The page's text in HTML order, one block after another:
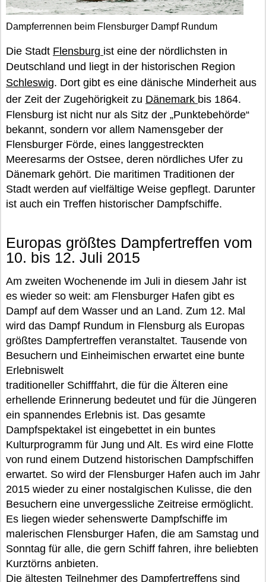
Dampferrennen beim Flensburger Dampf Rundum
Die Stadt Flensburg ist eine der nördlichsten in
Deutschland und liegt in der historischen Region
Schleswig. Dort gibt es eine dänische Minderheit aus
der Zeit der Zugehörigkeit zu Dänemark bis 1864.
Flensburg ist nicht nur als Sitz der „Punktebehörde“
bekannt, sondern vor allem Namensgeber der
Flensburger Förde, eines langgestreckten
Meeresarms der Ostsee, deren nördliches Ufer zu
Dänemark gehört. Die maritimen Traditionen der
Stadt werden auf vielfältige Weise gepflegt. Darunter
ist auch ein Treffen historischer Dampfschiffe.
Europas größtes Dampfertreffen vom
10. bis 12. Juli 2015
Am zweiten Wochenende im Juli in diesem Jahr ist
es wieder so weit: am Flensburger Hafen gibt es
Dampf auf dem Wasser und an Land. Zum 12. Mal
wird das Dampf Rundum in Flensburg als Europas
größtes Dampfertreffen veranstaltet. Tausende von
Besuchern und Einheimischen erwartet eine bunte
Erlebniswelt
traditioneller Schifffahrt, die für die Älteren eine
erhellende Erinnerung bedeutet und für die Jüngeren
ein spannendes Erlebnis ist. Das gesamte
Dampfspektakel ist eingebettet in ein buntes
Kulturprogramm für Jung und Alt. Es wird eine Flotte
von rund einem Dutzend historischen Dampfschiffen
erwartet. So wird der Flensburger Hafen auch im Jahr
2015 wieder zu einer nostalgischen Kulisse, die den
Besuchern eine unvergessliche Zeitreise ermöglicht.
Es liegen wieder sehenswerte Dampfschiffe im
malerischen Flensburger Hafen, die am Samstag und
Sonntag für alle, die gern Schiff fahren, ihre beliebten
Kurztörns anbieten.
Die ältesten Teilnehmer des Dampfertreffens sind